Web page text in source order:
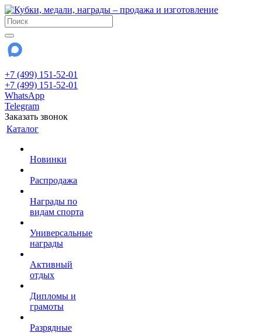
+7 (499) 151-52-01
+7 (499) 151-52-01
WhatsApp
Telegram
Заказать звонок
Каталог
Новинки
Распродажа
Награды по
видам спорта
Универсальные
награды
Активный
отдых
Дипломы и
грамоты
Разрядные